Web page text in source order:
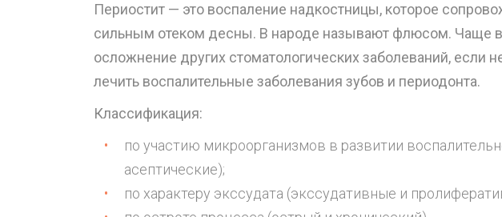
Периостит — это воспаление надкостницы, которое
сильным отеком десны. В народе называют флюсом. Чаще
осложнение других стоматологических заболеваний, если
лечить воспалительные заболевания зубов и периодонта.
Классификация:
по участию микроорганизмов в развитии
асептические);
по характеру экссудата (экссудативные и